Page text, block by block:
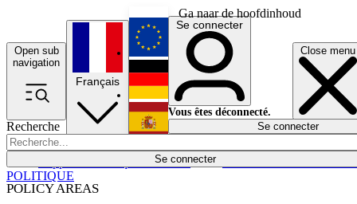
Ga naar de hoofdinhoud
Open sub
navigation
Close menu
Recherche
Se connecter
POLICY AREAS
Économie
Français
English
Deutsch
Español
Se connecter
Vous êtes déconnecté.
Se connecter
POLITIQUE